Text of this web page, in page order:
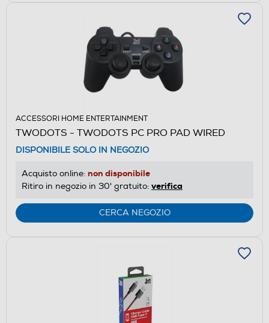
ACCESSORI HOME ENTERTAINMENT
TWODOTS - TWODOTS PC PRO PAD WIRED
DISPONIBILE SOLO IN NEGOZIO
Acquisto online: non disponibile
Ritiro in negozio in 30' gratuito: verifica
CERCA NEGOZIO